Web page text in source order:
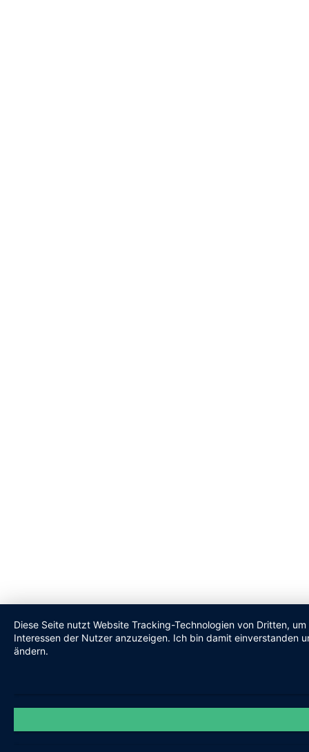
Diese Seite nutzt Website Tracking-Technologien von Dritten,
Interessen der Nutzer anzuzeigen. Ich bin damit einverstanden
ändern.